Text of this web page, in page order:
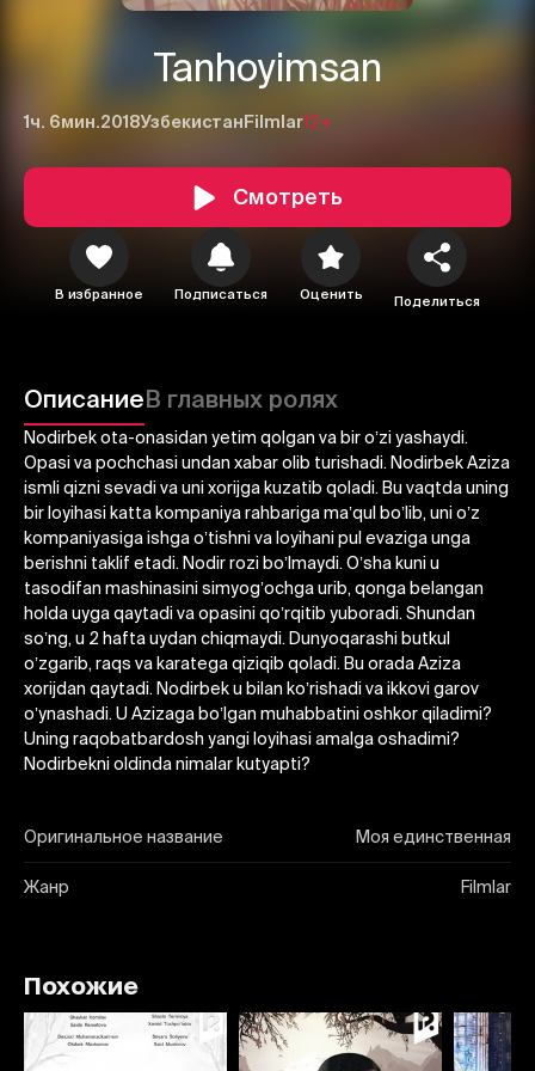
Tanhoyimsan
1ч. 6мин.2018Узбекистан Filmlar12+
Смотреть
В избранное Подписаться Оценить Поделиться
ОписаниеВ главных ролях
Nodirbek ota-onasidan yetim qolgan va bir oʼzi yashaydi.
Opasi va pochchasi undan xabar olib turishadi. Nodirbek Аziza
ismli qizni sevadi va uni xorijga kuzatib qoladi. Bu vaqtda uning
bir loyihasi katta kompaniya rahbariga maʼqul boʼlib, uni oʼz
kompaniyasiga ishga oʼtishni va loyihani pul evaziga unga
berishni taklif etadi. Nodir rozi boʼlmaydi. Oʼsha kuni u
tasodifan mashinasini simyogʼochga urib, qonga belangan
holda uyga qaytadi va opasini qoʼrqitib yuboradi. Shundan
soʼng, u 2 hafta uydan chiqmaydi. Dunyoqarashi butkul
oʼzgarib, raqs va karatega qiziqib qoladi. Bu orada Аziza
xorijdan qaytadi. Nodirbek u bilan koʼrishadi va ikkovi garov
oʼynashadi. U Аzizaga boʼlgan muhabbatini oshkor qiladimi?
Uning raqobatbardosh yangi loyihasi amalga oshadimi?
Nodirbekni oldinda nimalar kutyapti?
Оригинальное название Моя единственная
Жанр Filmlar
1
Отправить
Похожие
Отменить Авторизоваться